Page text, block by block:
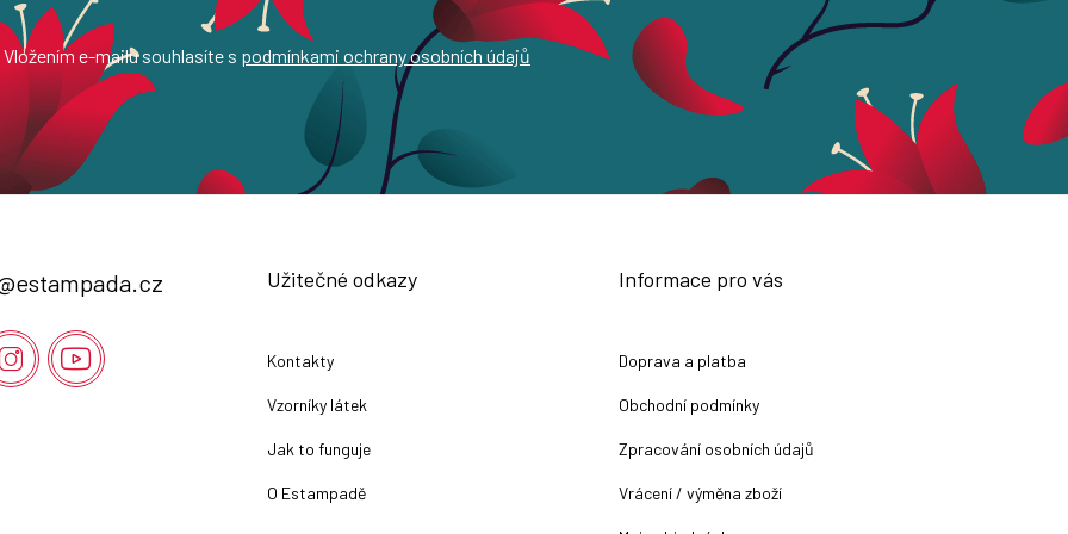
Vložením e-mailu souhlasíte s podmínkami ochrany osobních údajů
estampada.cz Užitečné odkazy
Kontakty
Vzorníky látek
Jak to funguje
O Estampadě
Informace pro vás
Doprava a platba
Obchodní podmínky
Zpracování osobních údajů
Vrácení / výměna zboží